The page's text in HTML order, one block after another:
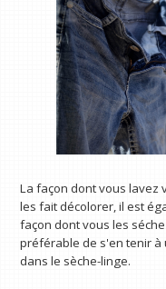
La façon dont vous lavez
les fait décolorer, il est
façon dont vous les
préférable de s'en tenir à
dans le sèche-linge.